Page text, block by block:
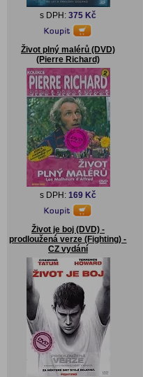
s DPH: 375 Kč
Život plný malérů (DVD)
(Pierre Richard)
s DPH: 169 Kč
Život je boj (DVD) -
prodloužená verze (Fighting) -
CZ vydání